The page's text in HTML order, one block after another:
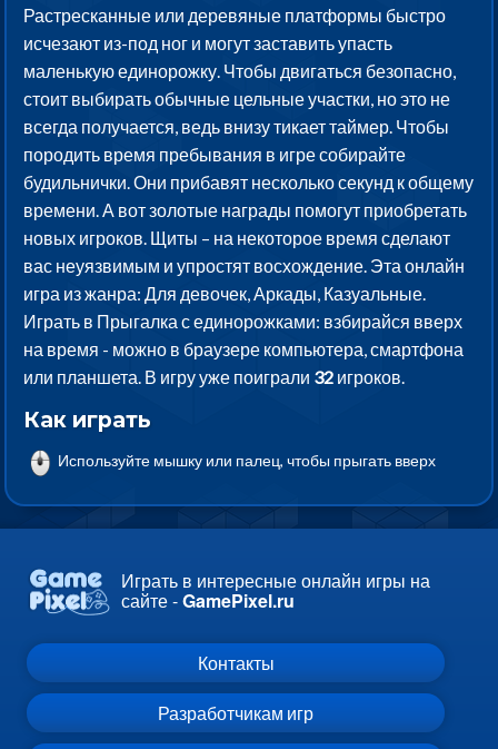
Растресканные или деревяные платформы быстро
исчезают из-под ног и могут заставить упасть
маленькую единорожку. Чтобы двигаться безопасно,
стоит выбирать обычные цельные участки, но это не
всегда получается, ведь внизу тикает таймер. Чтобы
породить время пребывания в игре собирайте
будильнички. Они прибавят несколько секунд к общему
времени. А вот золотые награды помогут приобретать
новых игроков. Щиты – на некоторое время сделают
вас неуязвимым и упростят восхождение. Эта онлайн
игра из жанра: Для девочек, Аркады, Казуальные.
Играть в Прыгалка с единорожками: взбирайся вверх
на время - можно в браузере компьютера, смартфона
или планшета. В игру уже поиграли 32 игроков.
Как играть
Используйте мышку или палец, чтобы прыгать вверх
Играть в интересные онлайн игры на
сайте -GamePixel.ru
Контакты
Разработчикам игр